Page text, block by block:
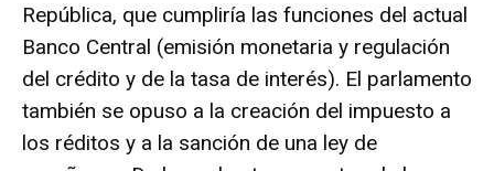
República, que cumpliría las funciones del actual
Banco Central (emisión monetaria y regulación
del crédito y de la tasa de interés). El parlamento
también se opuso a la creación del impuesto a
los réditos y a la sanción de una ley de